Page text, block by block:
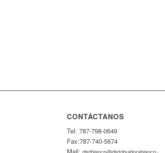
CONTÁCTANOS
Tel: 787-798-0649
Fax:787-740-5674